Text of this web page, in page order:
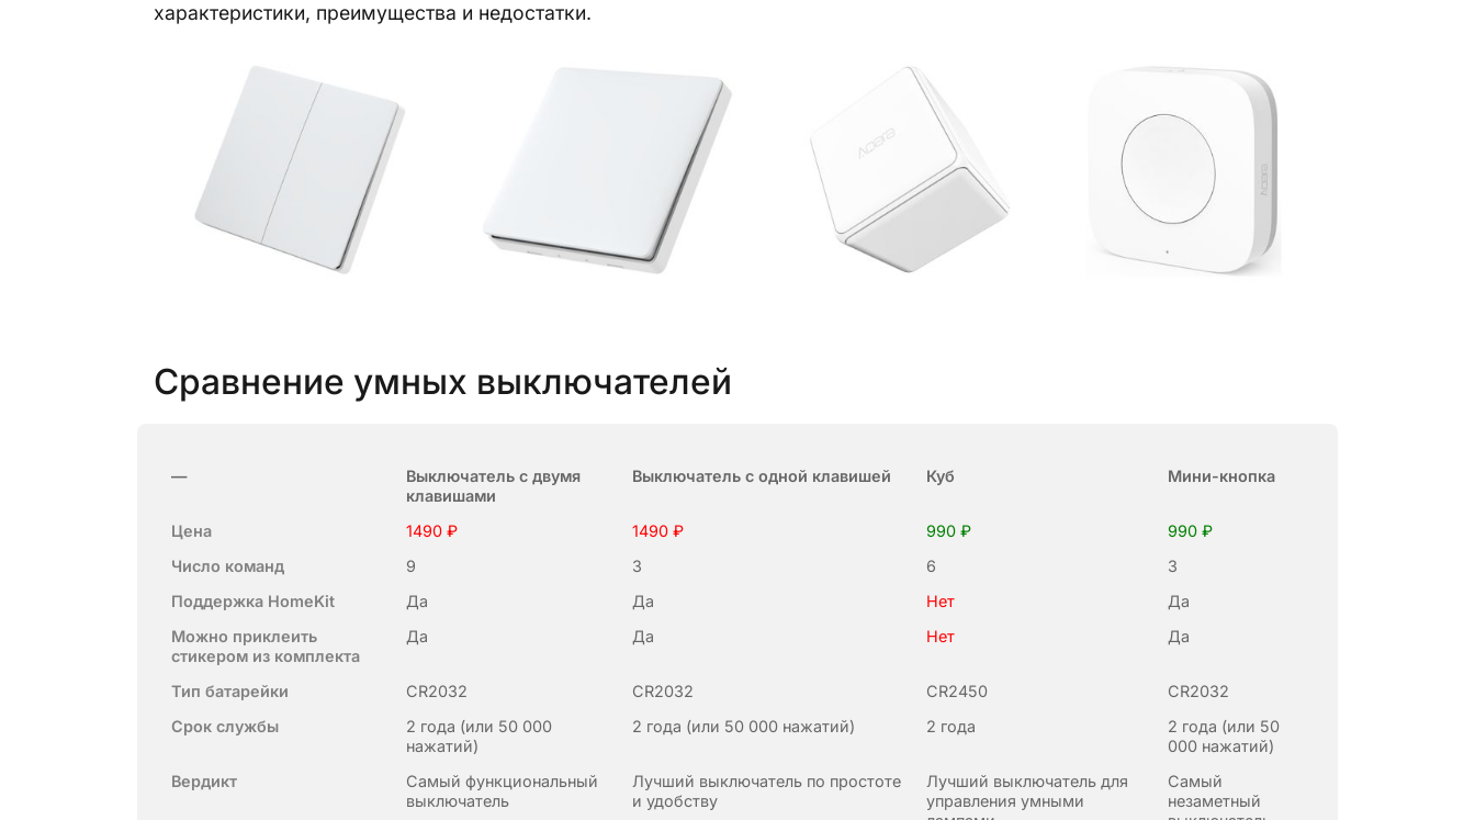
характеристики, преимущества и недостатки.
Сравнение умных выключателей
—
Выключатель с двумя
клавишами
Выключатель с одной клавишей Куб Мини-кнопка
Цена 1490 ₽ 1490 ₽ 990 ₽
990 ₽
Число команд
9 3 6
3
Поддержка HomeKit
Да Да Нет
Да
Можно приклеить
стикером из комплекта
Да Да Нет Да
Тип батарейки CR2032 CR2032 CR2450
CR2032
Срок службы
2 года (или 50 000
нажатий)
2 года (или 50 000 нажатий) 2 года
2 года (или 50
000 нажатий)
Вердикт
Самый функциональный
выключатель
Лучший выключатель по простоте
и удобству
Лучший выключатель для
управления умными
Самый
незаметный